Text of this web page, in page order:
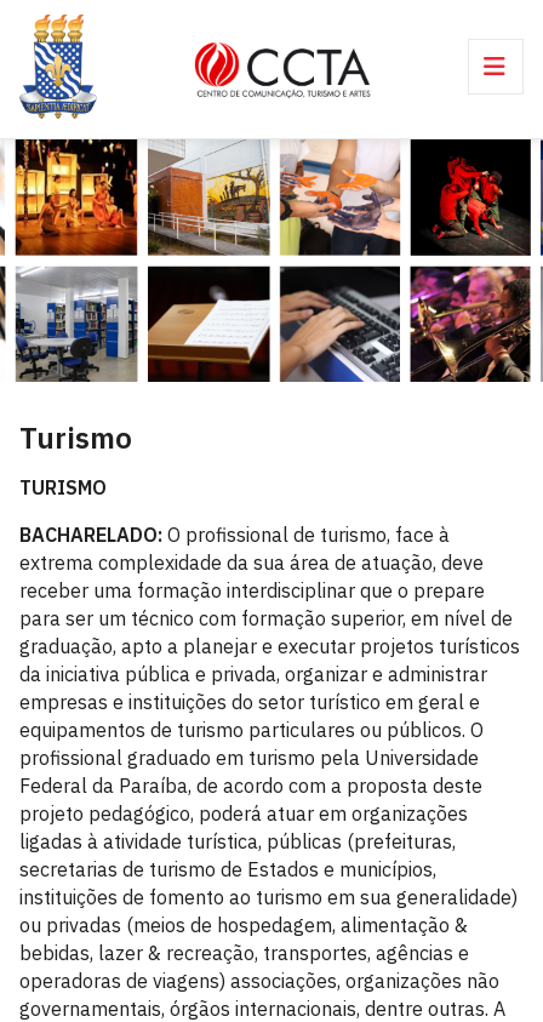
Turismo
TURISMO
BACHARELADO: O profissional de turismo, face à
extrema complexidade da sua área de atuação, deve
receber uma formação interdisciplinar que o prepare
para ser um técnico com formação superior, em nível de
graduação, apto a planejar e executar projetos turísticos
da iniciativa pública e privada, organizar e administrar
empresas e instituições do setor turístico em geral e
equipamentos de turismo particulares ou públicos. O
profissional graduado em turismo pela Universidade
Federal da Paraíba, de acordo com a proposta deste
projeto pedagógico, poderá atuar em organizações
ligadas à atividade turística, públicas (prefeituras,
secretarias de turismo de Estados e municípios,
instituições de fomento ao turismo em sua generalidade)
ou privadas (meios de hospedagem, alimentação &
bebidas, lazer & recreação, transportes, agências e
operadoras de viagens) associações, organizações não
governamentais, órgãos internacionais, dentre outras. A